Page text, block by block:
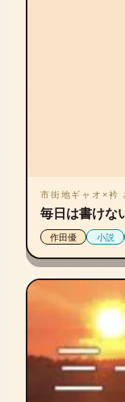
市街地ギャオ×衿
毎日は書けな
作田優 小説